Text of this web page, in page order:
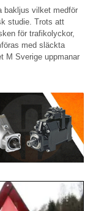
bakljus vilket medför
studie. Trots att
för trafikolyckor,
med släckta
M Sverige uppmanar